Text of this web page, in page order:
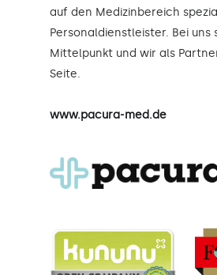
auf den Medizinbereich
Personaldienstleister. Bei uns
Mittelpunkt und wir als
Seite.
www.pacura-med.de